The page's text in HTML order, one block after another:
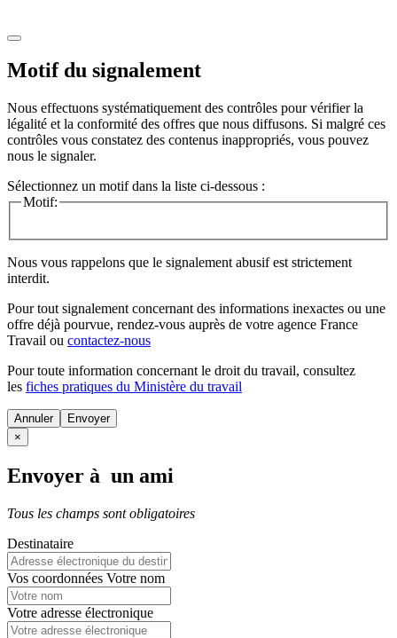
Motif du signalement
Nous effectuons systématiquement des contrôles pour vérifier la
légalité et la conformité des offres que nous diffusons. Si malgré ces
contrôles vous constatez des contenus inappropriés, vous pouvez
nous le signaler.
Sélectionnez un motif dans la liste ci-dessous :
Motif:
Nous vous rappelons que le signalement abusif est strictement
interdit.
Pour tout signalement concernant des informations inexactes ou une
offre déjà pourvue, rendez-vous auprès de votre agence France
Travail ou contactez-nous
Pour toute information concernant le droit du travail, consultez
les fiches pratiques du Ministère du travail
Annuler
×
Envoyer à un ami
Tous les champs sont obligatoires
Destinataire
Vos coordonnées Votre nom
Votre adresse électronique